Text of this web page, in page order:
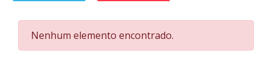
Nenhum elemento encontrado.